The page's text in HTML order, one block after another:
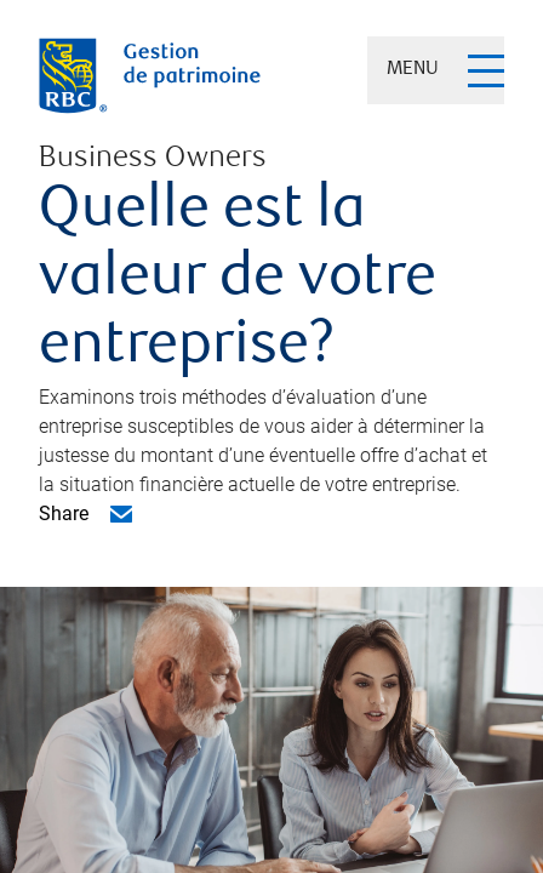
MENU
Business Owners
Quelle est la
valeur de votre
entreprise?
Examinons trois méthodes d’évaluation d’une
entreprise susceptibles de vous aider à déterminer la
justesse du montant d’une éventuelle offre d’achat et
la situation financière actuelle de votre entreprise.
Share